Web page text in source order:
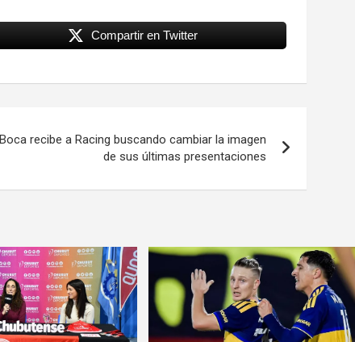
Compartir en Twitter
Boca recibe a Racing buscando cambiar la imagen
de sus últimas presentaciones